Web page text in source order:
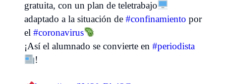
gratuita, con un plan de teletrabajo
adaptado a la situación de #confinamiento por
el #coronavirus
¡Así el alumnado se convierte en #periodista
!